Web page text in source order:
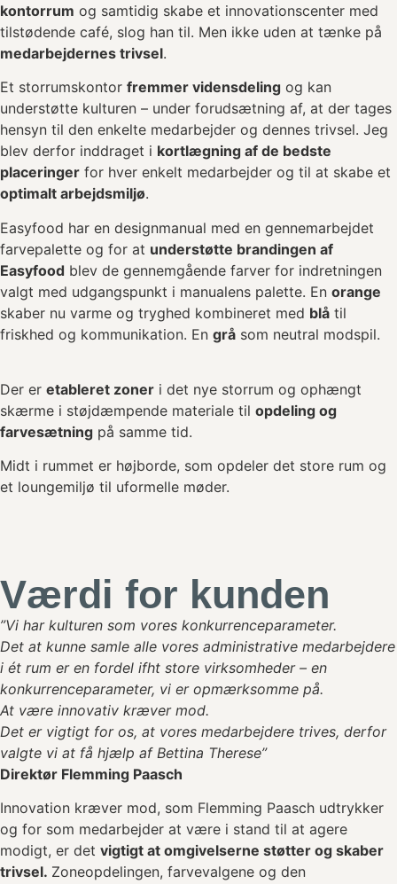
kontorrum og samtidig skabe et innovationscenter med
tilstødende café, slog han til. Men ikke uden at tænke på
medarbejdernes trivsel.
Et storrumskontor fremmer vidensdeling og kan
understøtte kulturen – under forudsætning af, at der tages
hensyn til den enkelte medarbejder og dennes trivsel. Jeg
blev derfor inddraget i kortlægning af de bedste
placeringer for hver enkelt medarbejder og til at skabe et
optimalt arbejdsmiljø.
Easyfood har en designmanual med en gennemarbejdet
farvepalette og for at understøtte brandingen af
Easyfood blev de gennemgående farver for indretningen
valgt med udgangspunkt i manualens palette. En orange
skaber nu varme og tryghed kombineret med blå til
friskhed og kommunikation. En grå som neutral modspil.
Der er etableret zoner i det nye storrum og ophængt
skærme i støjdæmpende materiale til opdeling og
farvesætning på samme tid.
Midt i rummet er højborde, som opdeler det store rum og
et loungemiljø til uformelle møder.
Værdi for kunden
”Vi har kulturen som vores konkurrenceparameter.
Det at kunne samle alle vores administrative medarbejdere
i ét rum er en fordel ifht store virksomheder – en
konkurrenceparameter, vi er opmærksomme på.
At være innovativ kræver mod.
Det er vigtigt for os, at vores medarbejdere trives, derfor
valgte vi at få hjælp af Bettina Therese”
Direktør Flemming Paasch
Innovation kræver mod, som Flemming Paasch udtrykker
og for som medarbejder at være i stand til at agere
modigt, er det vigtigt at omgivelserne støtter og skaber
trivsel. Zoneopdelingen, farvevalgene og den